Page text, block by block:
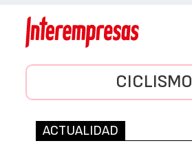
CICLISMO
ACTUALIDAD